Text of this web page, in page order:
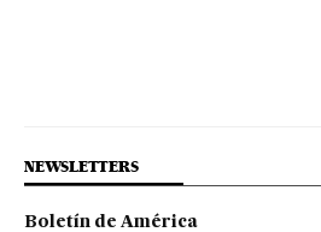
NEWSLETTERS
Boletín de América